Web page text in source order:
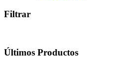
Filtrar
Últimos Productos